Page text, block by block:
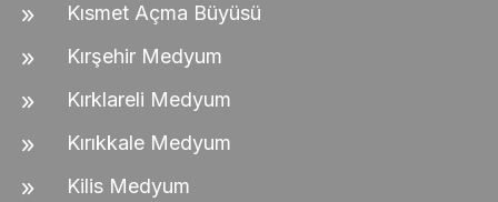
Kısmet Açma Büyüsü
Kırşehir Medyum
Kırklareli Medyum
Kırıkkale Medyum
Kilis Medyum